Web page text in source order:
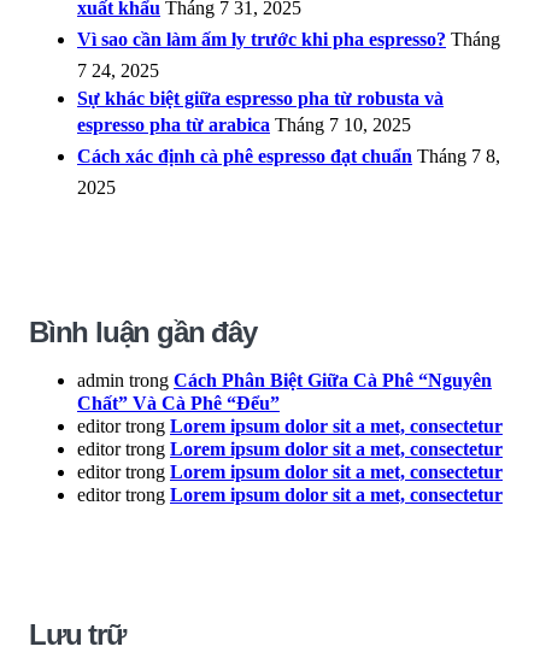
xuất khẩu Tháng 7 31, 2025
Vì sao cần làm ấm ly trước khi pha espresso? Tháng
7 24, 2025
Sự khác biệt giữa espresso pha từ robusta và
espresso pha từ arabica Tháng 7 10, 2025
Cách xác định cà phê espresso đạt chuẩn Tháng 7 8,
2025
Bình luận gần đây
admin trong Cách Phân Biệt Giữa Cà Phê “Nguyên
Chất” Và Cà Phê “Đểu”
editortrong Lorem ipsum dolor sit a met, consectetur
editortrong Lorem ipsum dolor sit a met, consectetur
editortrong Lorem ipsum dolor sit a met, consectetur
editortrong Lorem ipsum dolor sit a met, consectetur
Lưu trữ